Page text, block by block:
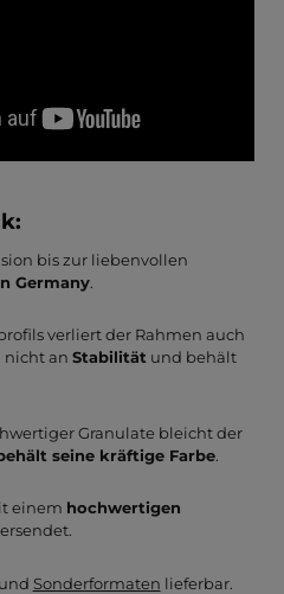
bis zur liebenvollen
Germany.
verliert der Rahmen auch
nicht an Stabilitätund behält
Granulate bleicht der
seine kräftige Farbe.
einem hochwertigen
und Sonderformaten lieferbar.